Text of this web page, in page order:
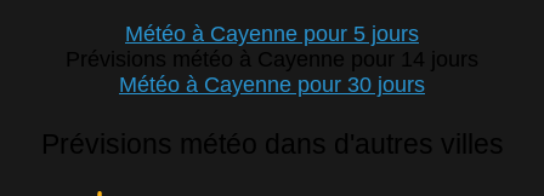
Météo à Cayenne pour 5 jours
Prévisions météo à Cayenne pour 14 jours
Météo à Cayenne pour 30 jours
Prévisions météo dans d'autres villes